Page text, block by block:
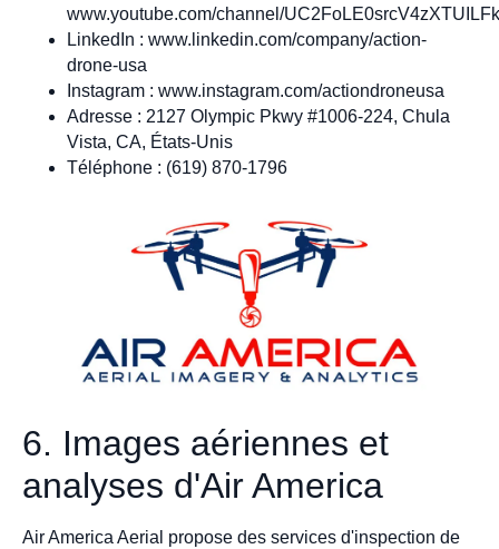
www.youtube.com/channel/
LinkedIn : www.linkedin.com/company/action-
drone-usa
Instagram : www.instagram.com/actiondroneusa
Adresse : 2127 Olympic Pkwy #1006-224, Chula
Vista, CA, États-Unis
Téléphone : (619) 870-1796
6. Images aériennes et
analyses d'Air America
Air America Aerial propose des services d'inspection de